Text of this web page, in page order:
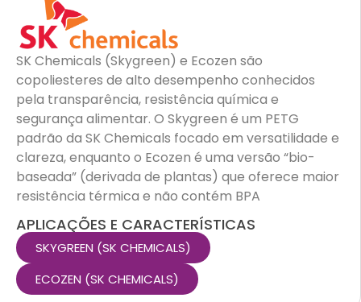
SK Chemicals (Skygreen) e Ecozen são
copoliesteres de alto desempenho conhecidos
pela transparência, resistência química e
segurança alimentar. O Skygreen é um PETG
padrão da SK Chemicals focado em versatilidade e
clareza, enquanto o Ecozen é uma versão “bio-
baseada” (derivada de plantas) que oferece maior
resistência térmica e não contém BPA
APLICAÇÕES E CARACTERÍSTICAS
SKYGREEN (SK CHEMICALS)
ECOZEN (SK CHEMICALS)